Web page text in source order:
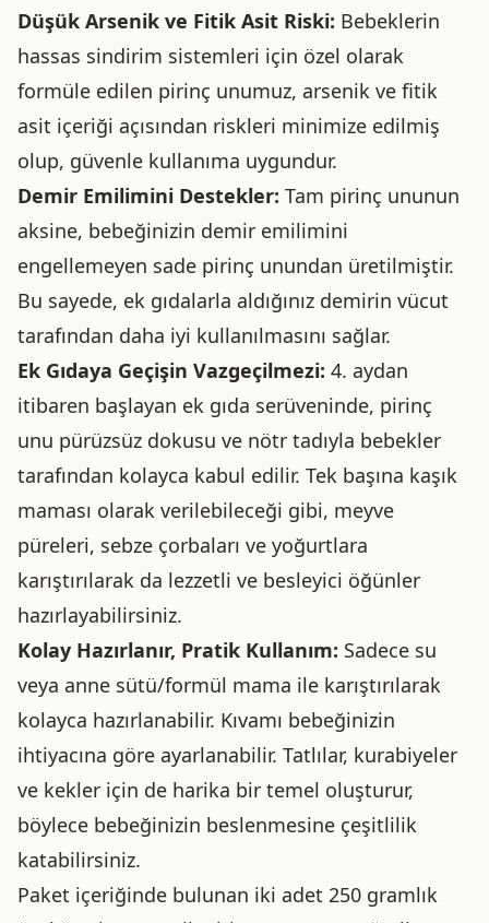
Düşük Arsenik ve Fitik Asit Riski: Bebeklerin
hassas sindirim sistemleri için özel olarak
formüle edilen pirinç unumuz, arsenik ve fitik
asit içeriği açısından riskleri minimize edilmiş
olup, güvenle kullanıma uygundur.
Demir Emilimini Destekler: Tam pirinç ununun
aksine, bebeğinizin demir emilimini
engellemeyen sade pirinç unundan üretilmiştir.
Bu sayede, ek gıdalarla aldığınız demirin vücut
tarafından daha iyi kullanılmasını sağlar.
Ek Gıdaya Geçişin Vazgeçilmezi: 4. aydan
itibaren başlayan ek gıda serüveninde, pirinç
unu pürüzsüz dokusu ve nötr tadıyla bebekler
tarafından kolayca kabul edilir. Tek başına kaşık
maması olarak verilebileceği gibi, meyve
püreleri, sebze çorbaları ve yoğurtlara
karıştırılarak da lezzetli ve besleyici öğünler
hazırlayabilirsiniz.
Kolay Hazırlanır, Pratik Kullanım: Sadece su
veya anne sütü/formül mama ile karıştırılarak
kolayca hazırlanabilir. Kıvamı bebeğinizin
ihtiyacına göre ayarlanabilir. Tatlılar, kurabiyeler
ve kekler için de harika bir temel oluşturur,
böylece bebeğinizin beslenmesine çeşitlilik
katabilirsiniz.
Paket içeriğinde bulunan iki adet 250 gramlık